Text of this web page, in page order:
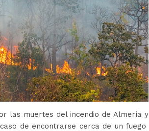
las muertes del incendio de Almería y
de encontrarse cerca de un fuego